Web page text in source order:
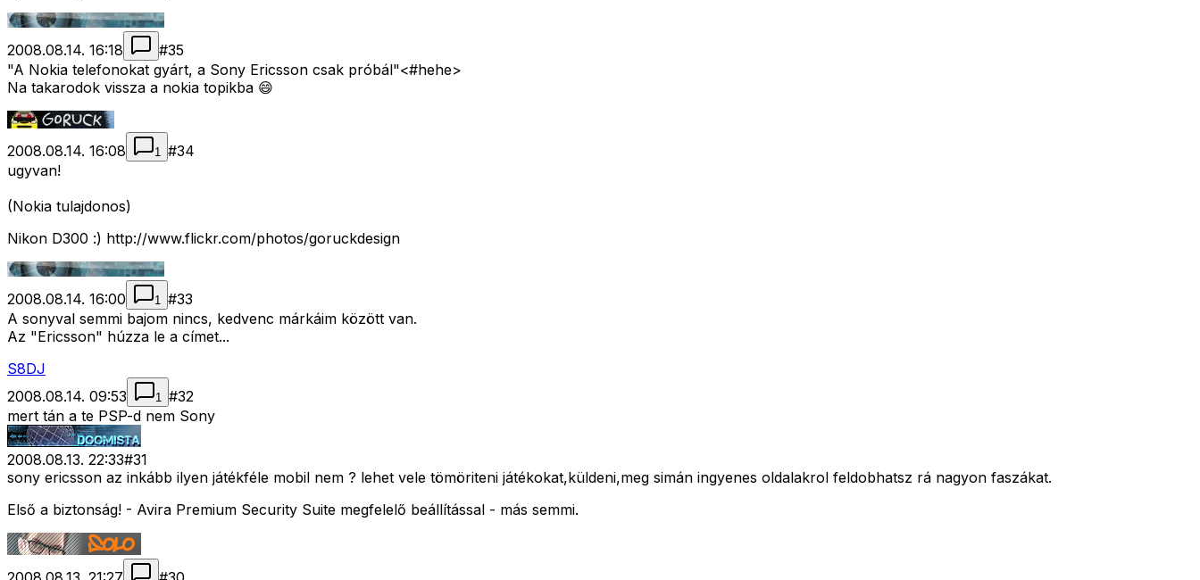
2008.08.14. 16:18 #35
"A Nokia telefonokat gyárt, a Sony Ericsson csak próbál"<#hehe>
Na takarodok vissza a nokia topikba 😄
2008.08.14. 16:08 1 #34
ugyvan!
(Nokia tulajdonos)
Nikon D300 :) http://www.flickr.com/photos/goruckdesign
2008.08.14. 16:00 1 #33
A sonyval semmi bajom nincs, kedvenc márkáim között van.
Az "Ericsson" húzza le a címet...
S8DJ
2008.08.14. 09:53
1 #32
mert tán a te PSP-d nem Sony
2008.08.13. 22:33#31
sony ericsson az inkább ilyen játékféle mobil nem ? lehet vele tömöriteni játékokat,küldeni,meg simán ingyenes oldalakrol feldobhatsz rá nagyon faszákat.
Első a biztonság! - Avira Premium Security Suite megfelelő beállítással - más semmi.